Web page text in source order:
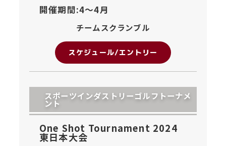
開催期間:4〜4月
チームスクランブル
スケジュール/エントリー
スポーツインダストリーゴルフトーナメ
ント
One Shot Tournament 2024
東日本大会